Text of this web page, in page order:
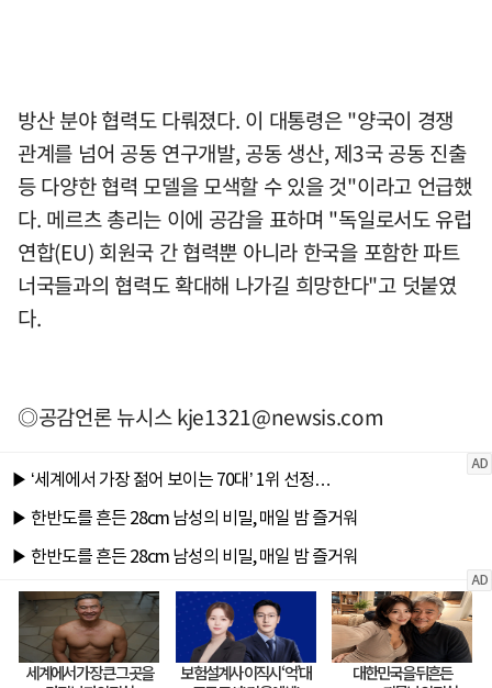
방산 분야 협력도 다뤄졌다. 이 대통령은 "양국이 경쟁
관계를 넘어 공동 연구개발, 공동 생산, 제3국 공동 진출
등 다양한 협력 모델을 모색할 수 있을 것"이라고 언급했
다. 메르츠 총리는 이에 공감을 표하며 "독일로서도 유럽
연합(EU) 회원국 간 협력뿐 아니라 한국을 포함한 파트
너국들과의 협력도 확대해 나가길 희망한다"고 덧붙였
다.
◎공감언론 뉴시스kje1321@newsis.com